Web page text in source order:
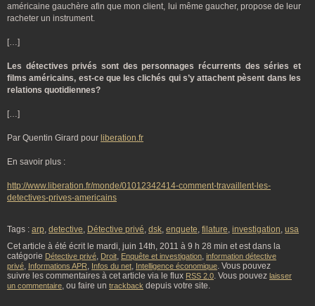
américaine gauchère afin que mon client, lui même gaucher, propose de leur
racheter un instrument.
[…]
Les détectives privés sont des personnages récurrents des séries et
films américains, est-ce que les clichés qui s’y attachent pèsent dans les
relations quotidiennes?
[…]
Par Quentin Girard pour liberation.fr
En savoir plus :
http://www.liberation.fr/monde/01012342414-comment-travaillent-les-
detectives-prives-americains
Tags : arp, detective, Détective privé, dsk, enquete, filature, investigation, usa
Cet article à été écrit le mardi, juin 14th, 2011 à 9 h 28 min et est dans la
catégorie Détective privé, Droit, Enquête et investigation, information détective
privé, Informations APR, Infos du net, Intelligence économique. Vous pouvez
suivre les commentaires à cet article via le flux RSS 2.0. Vous pouvez laisser
un commentaire, ou faire un trackback depuis votre site.